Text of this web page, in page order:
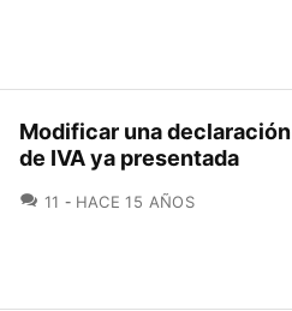
Modificar una declaración
de IVA ya presentada
11 COMENTARIOS
HACE 15 AÑOS